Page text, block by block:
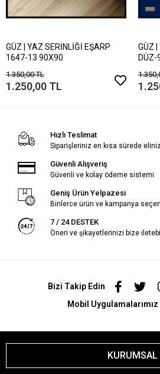
GÜZ | YAZ SERİNLİĞİ EŞARP
1647-13 90X90
1.350,00 TL
1.250,00 TL
GÜZ |
DÜZ-
Hızlı Teslimat
Siparişleriniz en kısa sürede
Güvenli Alışveriş
Güvenli ve kolay ödeme sistemi
Geniş Ürün Yelpazesi
Binlerce ürün ve kampanya
7 / 24 DESTEK
Öneri ve şikayetlerinizi bize
Bizi Takip Edin
Mobil Uygulamalarımız
KURUMSAL